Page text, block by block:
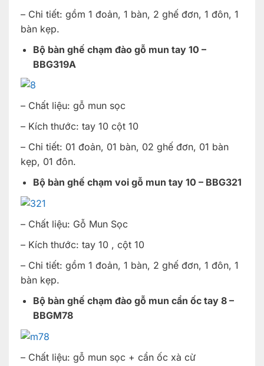
– Chi tiết: gồm 1 đoản, 1 bàn, 2 ghế đơn, 1 đôn, 1
bàn kẹp.
Bộ bàn ghế chạm đào gỗ mun tay 10 –
BBG319A
– Chất liệu: gỗ mun sọc
– Kích thước: tay 10 cột 10
– Chi tiết: 01 đoản, 01 bàn, 02 ghế đơn, 01 bàn
kẹp, 01 đôn.
Bộ bàn ghế chạm voi gỗ mun tay 10 – BBG321
– Chất liệu: Gỗ Mun Sọc
– Kích thước: tay 10 , cột 10
– Chi tiết: gồm 1 đoản, 1 bàn, 2 ghế đơn, 1 đôn, 1
bàn kẹp.
Bộ bàn ghế chạm đào gỗ mun cẩn ốc tay 8 –
BBGM78
– Chất liệu: gỗ mun sọc + cẩn ốc xà cừ